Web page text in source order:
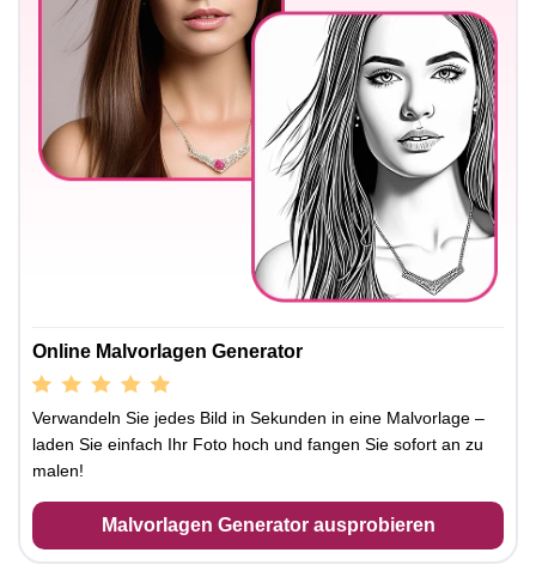
Online Malvorlagen Generator
Verwandeln Sie jedes Bild in Sekunden in eine Malvorlage –
laden Sie einfach Ihr Foto hoch und fangen Sie sofort an zu
malen!
Malvorlagen Generator ausprobieren